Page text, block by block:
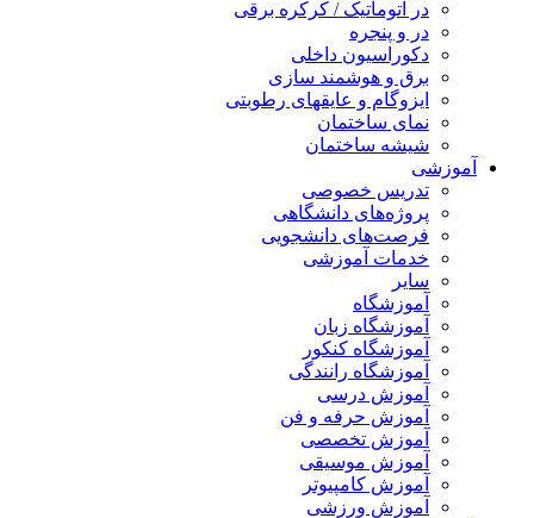
در اتوماتیک / کرکره برقی
در و پنجره
دکوراسیون داخلی
برق و هوشمند سازی
ایزوگام و عایقهای رطوبتی
نمای ساختمان
شیشه ساختمان
آموزشی
تدریس خصوصی
پروژه‌های دانشگاهی
فرصت‌های دانشجویی
خدمات آموزشی
سایر
آموزشگاه
آموزشگاه زبان
آموزشگاه کنکور
آموزشگاه رانندگی
آموزش درسی
آموزش حرفه و فن
آموزش تخصصی
آموزش موسیقی
آموزش کامپیوتر
آموزش ورزشی